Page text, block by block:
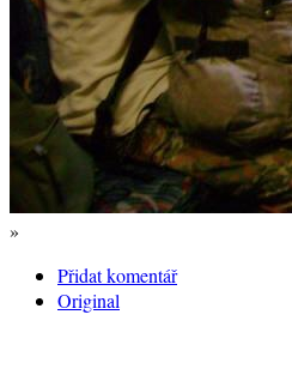
»
Přidat komentář
Original